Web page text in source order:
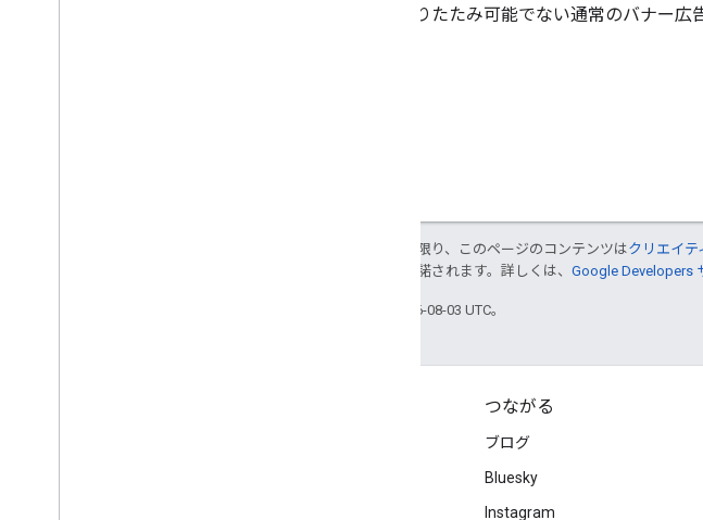
は、折りたたみ可能でない通常のバナー広
特に記載のない限り、このページのコンテンツはクリエイテ
により使用許諾されます。詳しくは、 Google Developers
最終更新日 2026-08-03 UTC。
つながる
ブログ
Bluesky
Instagram